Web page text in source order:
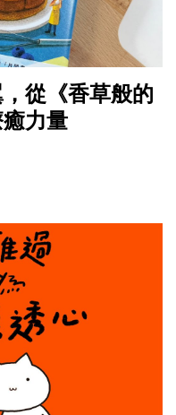
從《香草般的
力量